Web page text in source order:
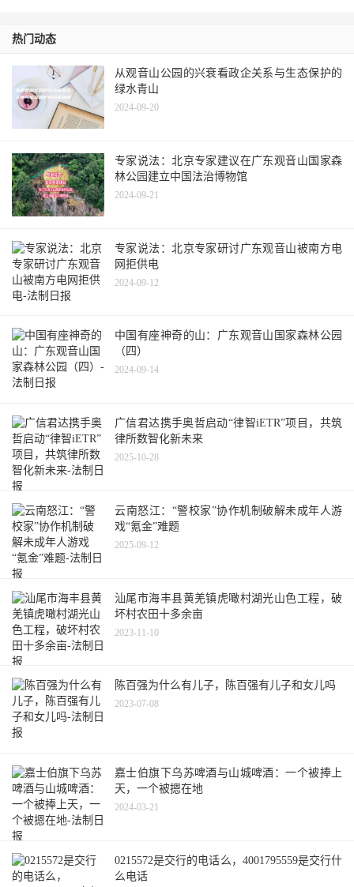
热门动态
从观音山公园的兴衰看政企关系与生态保护的
绿水青山
2024-09-20
专家说法：北京专家建议在广东观音山国家森
林公园建立中国法治博物馆
2024-09-21
专家说法：北京专家研讨广东观音山被南方电
网拒供电
2024-09-12
中国有座神奇的山：广东观音山国家森林公园
（四）
2024-09-14
广信君达携手奥哲启动“律智iETR”项目，共筑
律所数智化新未来
2025-10-28
云南怒江：“警校家”协作机制破解未成年人游
戏“氪金”难题
2025-09-12
汕尾市海丰县黄羌镇虎噉村湖光山色工程，破
坏村农田十多余亩
2023-11-10
陈百强为什么有儿子，陈百强有儿子和女儿吗
2023-07-08
嘉士伯旗下乌苏啤酒与山城啤酒：一个被捧上
天，一个被摁在地
2024-03-21
0215572是交行的电话么，4001795559是交行什
么电话